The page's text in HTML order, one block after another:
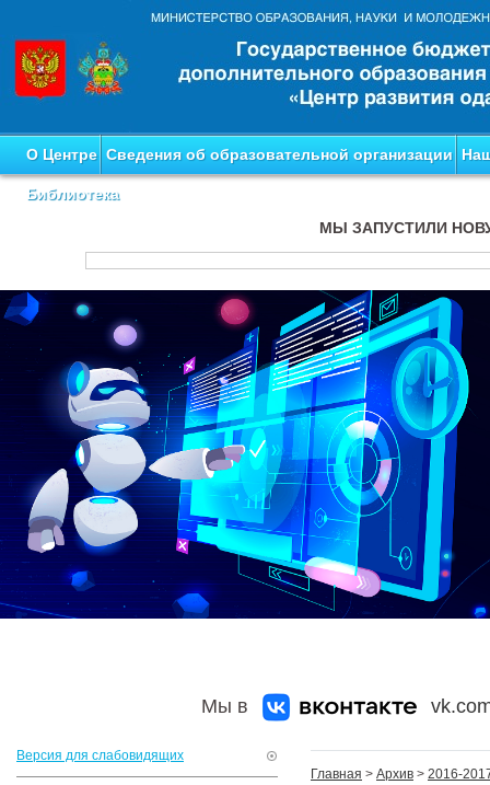
О Центре Сведения об образовательной организации
Библиотека
МЫ ЗАПУСТИЛИ
Мы в
Версия для слабовидящих
Главная > Архив > 2016-